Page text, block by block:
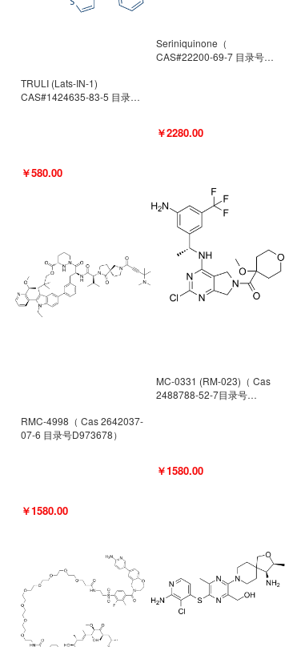
TRULI (Lats-IN-1)
CAS#1424635-83-5 目录号
￥580.00
RMC-4998（ Cas 2642037-
07-6 目录号D973678）
￥1580.00
Seriniquinone（
CAS#22200-69-7 目录号
￥2280.00
MC-0331 (RM-023)（ Cas
2488788-52-7目录号
￥1580.00